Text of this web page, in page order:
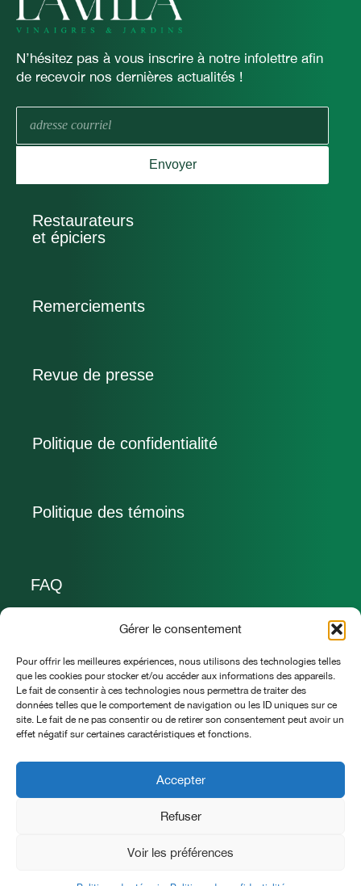
Gérer le consentement
Pour offrir les meilleures expériences, nous utilisons des technologies telles
que les cookies pour stocker et/ou accéder aux informations des appareils.
Le fait de consentir à ces technologies nous permettra de traiter des
données telles que le comportement de navigation ou les ID uniques sur ce
site. Le fait de ne pas consentir ou de retirer son consentement peut avoir un
effet négatif sur certaines caractéristiques et fonctions.
Accepter
Refuser
Voir les préférences
N’hésitez pas à vous inscrire à notre infolettre afin
de recevoir nos dernières actualités !
mail
Envoyer
Restaurateurs
et épiciers
Remerciements
Revue de presse
Politique de confidentialité
Politique des témoins
FAQ
Nous joindre
allo@lavillavinaigres.ca
418 932 3810
La Villa vinaigres & jardins
Saint-Pierre-de-Broughton (Qc) G0N 1T0
LA VILLA vinaigres et jardins © Tous droits réservés